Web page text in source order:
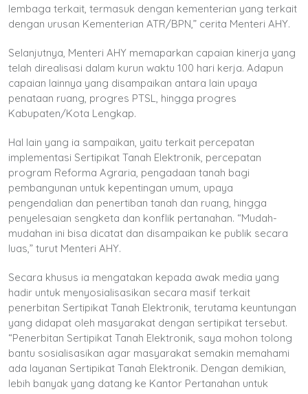
lembaga terkait, termasuk dengan kementerian yang terkait
dengan urusan Kementerian ATR/BPN,” cerita Menteri AHY.
Selanjutnya, Menteri AHY memaparkan capaian kinerja yang
telah direalisasi dalam kurun waktu 100 hari kerja. Adapun
capaian lainnya yang disampaikan antara lain upaya
penataan ruang, progres PTSL, hingga progres
Kabupaten/Kota Lengkap.
Hal lain yang ia sampaikan, yaitu terkait percepatan
implementasi Sertipikat Tanah Elektronik, percepatan
program Reforma Agraria, pengadaan tanah bagi
pembangunan untuk kepentingan umum, upaya
pengendalian dan penertiban tanah dan ruang, hingga
penyelesaian sengketa dan konflik pertanahan. “Mudah-
mudahan ini bisa dicatat dan disampaikan ke publik secara
luas,” turut Menteri AHY.
Secara khusus ia mengatakan kepada awak media yang
hadir untuk menyosialisasikan secara masif terkait
penerbitan Sertipikat Tanah Elektronik, terutama keuntungan
yang didapat oleh masyarakat dengan sertipikat tersebut.
“Penerbitan Sertipikat Tanah Elektronik, saya mohon tolong
bantu sosialisasikan agar masyarakat semakin memahami
ada layanan Sertipikat Tanah Elektronik. Dengan demikian,
lebih banyak yang datang ke Kantor Pertanahan untuk